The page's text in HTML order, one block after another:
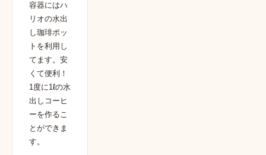
容器にはハ
リオの水出
し珈琲ポッ
ト を利用し
てます。安
くて便利！
1度に1ℓの水
出しコーヒ
ーを作るこ
とができま
す。